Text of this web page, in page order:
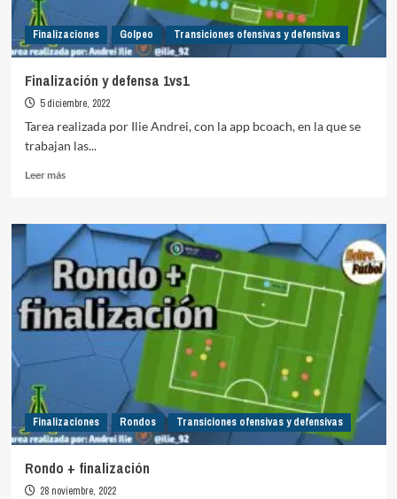
Finalizaciones Golpeo Transiciones ofensivas y defensivas
Finalización y defensa 1vs1
5 diciembre, 2022
Tarea realizada por Ilie Andrei, con la app bcoach, en la que se
trabajan las...
Leer másLeer
Finalización
y
defensa
1vs1
Finalizaciones Rondos Transiciones ofensivas y defensivas
Rondo + finalización
28 noviembre, 2022